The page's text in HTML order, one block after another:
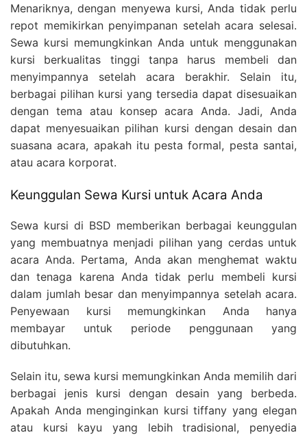
Menariknya, dengan menyewa kursi, Anda tidak perlu
repot memikirkan penyimpanan setelah acara selesai.
Sewa kursi memungkinkan Anda untuk menggunakan
kursi berkualitas tinggi tanpa harus membeli dan
menyimpannya setelah acara berakhir. Selain itu,
berbagai pilihan kursi yang tersedia dapat disesuaikan
dengan tema atau konsep acara Anda. Jadi, Anda
dapat menyesuaikan pilihan kursi dengan desain dan
suasana acara, apakah itu pesta formal, pesta santai,
atau acara korporat.
Keunggulan Sewa Kursi untuk Acara Anda
Sewa kursi di BSD memberikan berbagai keunggulan
yang membuatnya menjadi pilihan yang cerdas untuk
acara Anda. Pertama, Anda akan menghemat waktu
dan tenaga karena Anda tidak perlu membeli kursi
dalam jumlah besar dan menyimpannya setelah acara.
Penyewaan kursi memungkinkan Anda hanya
membayar untuk periode penggunaan yang
dibutuhkan.
Selain itu, sewa kursi memungkinkan Anda memilih dari
berbagai jenis kursi dengan desain yang berbeda.
Apakah Anda menginginkan kursi tiffany yang elegan
atau kursi kayu yang lebih tradisional, penyedia